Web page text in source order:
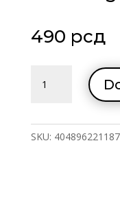
490 рсд
burg.
6/110
SKU: